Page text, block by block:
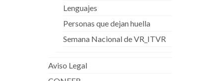
Lenguajes
Personas que dejan huella
Semana Nacional de VR_ITVR
Aviso Legal